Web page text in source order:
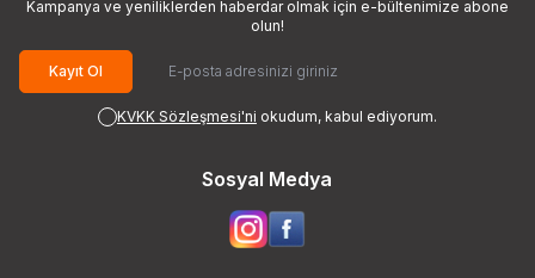
Kampanya ve yeniliklerden haberdar olmak için e-bültenimize abone
olun!
Kayıt Ol
KVKK Sözleşmesi'ni okudum, kabul ediyorum.
Sosyal Medya